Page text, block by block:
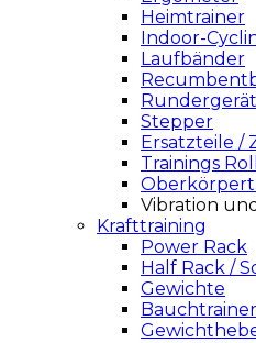
Heimtrainer
Indoor-
Laufbänder
Stepper
Ersatzteile /
Trainings
Vibration
Krafttraining
Power Rack
Half Rack /
Gewichte
Bauchtrainer